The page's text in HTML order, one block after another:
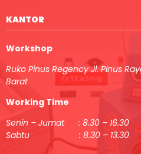
KANTOR
Workshop
Ruko Pinus Regency Jl. Pinus
Barat
Working Time
Senin – Jumat : 8.30 – 16.30
Sabtu : 8.30 – 13.30